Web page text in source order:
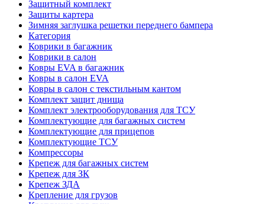
Защитный комплект
Защиты картера
Зимняя заглушка решетки переднего бампера
Категория
Коврики в багажник
Коврики в салон
Ковры EVA в багажник
Ковры в салон EVA
Ковры в салон с текстильным кантом
Комплект защит днища
Комплект электрооборудования для ТСУ
Комплектующие для багажных систем
Комплектующие для прицепов
Комплектующие ТСУ
Компрессоры
Крепеж для багажных систем
Крепеж для ЗК
Крепеж ЗДА
Крепление для грузов